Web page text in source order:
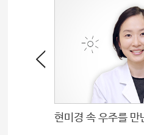
현미경 속 우주를 만